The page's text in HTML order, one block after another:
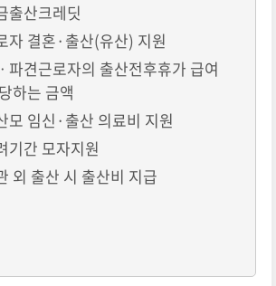
출산크레딧
자 결혼·출산(유산) 지원
파견근로자의 출산전후휴가 급여
하는 금액
모 임신·출산 의료비 지원
기간 모자지원
외 출산 시 출산비 지급